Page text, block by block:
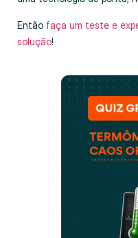
Então faça um teste e
solução!